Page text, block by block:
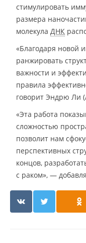
стимулировать
размера
молекула ДНК
«Благодаря новой
ранжировать
важности и
правила
говорит Эндрю Ли
«Эта работа
сложностью
позволит нам
перспективных
концов,
с раком», —